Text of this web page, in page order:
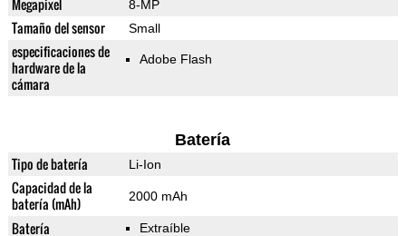
Megapixel 8-MP
Tamaño del sensor Small
especificaciones de
hardware de la
cámara
Adobe Flash
Batería
Tipo de batería Li-Ion
Capacidad de la
batería (mAh)
2000 mAh
Batería
Extraíble